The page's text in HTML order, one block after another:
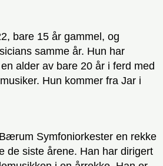
bare 15 år gammel, og
samme år. Hun har
alder av bare 20 år i ferd med
Hun kommer fra Jar i
Symfoniorkester en rekke
de siste årene. Han har dirigert